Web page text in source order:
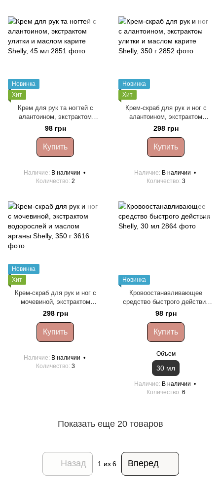
Новинка
Хит
Крем для рук та ногтей с
алантоином, экстрактом
улитки и маслом карите Shelly,
45 мл
98 грн
Купить
Наличие В наличии
Количество 2
Новинка
Хит
Крем-скраб для рук и ног с
алантоином, экстрактом
улитки и маслом карите Shelly,
350 г
298 грн
Купить
Наличие В наличии
Количество 3
Новинка
Хит
Крем-скраб для рук и ног с
мочевиной, экстрактом
водорослей и маслом арганы
Shelly, 350 г
298 грн
Купить
Наличие В наличии
Количество 3
Новинка
Кровоостанавливающее
средство быстрого действия
Shelly, 30 мл
98 грн
Купить
Объем
30 мл
Наличие В наличии
Количество 6
Показать еще 20 товаров
Назад 1 из 6 Вперед